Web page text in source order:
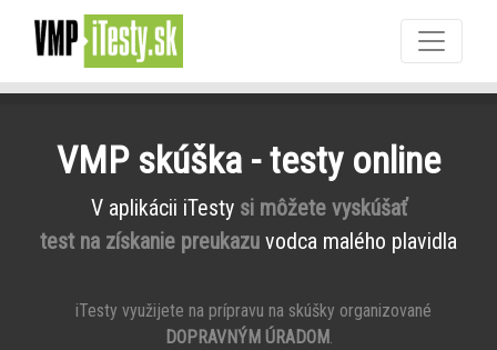
VMP skúška - testy online
V aplikácii iTesty si môžete vyskúšať
test na získanie preukazu vodca malého plavidla
iTesty využijete na prípravu na skúšky organizované
DOPRAVNÝM ÚRADOM.